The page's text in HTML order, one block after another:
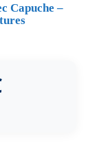
Capuche –